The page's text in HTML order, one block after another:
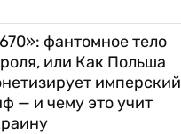
фантомное тело
или Как Польша
имперский
— и чему это учит